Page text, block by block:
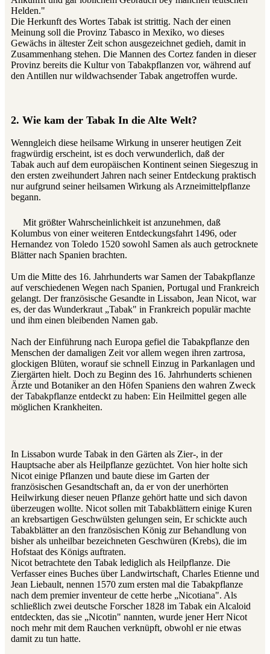
Helden."
Die Herkunft des Wortes Tabak ist strittig. Nach der einen
Meinung soll die Provinz Tabasco in Mexiko, wo dieses
Gewächs in ältester Zeit schon ausgezeichnet gedieh, damit in
Zusammenhang stehen. Die Mannen des Cortez fanden in dieser
Provinz bereits die Kultur von Tabakpflanzen vor, während auf
den Antillen nur wildwachsender Tabak angetroffen wurde.
2. Wie kam der Tabak In die Alte Welt?
Wenngleich diese heilsame Wirkung in unserer heutigen Zeit
fragwürdig erscheint, ist es doch verwunderlich, daß der
Tabak auch auf dem europäischen Kontinent seinen Siegeszug in
den ersten zweihundert Jahren nach seiner Entdeckung praktisch
nur aufgrund seiner heilsamen Wirkung als Arzneimittelpflanze
begann.
Mit größter Wahrscheinlichkeit ist anzunehmen, daß
Kolumbus von einer weiteren Entdeckungsfahrt 1496, oder
Hernandez von Toledo 1520 sowohl Samen als auch getrocknete
Blätter nach Spanien brachten.
Um die Mitte des 16. Jahrhunderts war Samen der Tabakpflanze
auf verschiedenen Wegen nach Spanien, Portugal und Frankreich
gelangt. Der französische Gesandte in Lissabon, Jean Nicot, war
es, der das Wunderkraut „Tabak" in Frankreich populär machte
und ihm einen bleibenden Namen gab.
Nach der Einführung nach Europa gefiel die Tabakpflanze den
Menschen der damaligen Zeit vor allem wegen ihren zartrosa,
glockigen Blüten, worauf sie schnell Einzug in Parkanlagen und
Ziergärten hielt. Doch zu Beginn des 16. Jahrhunderts schienen
Ärzte und Botaniker an den Höfen Spaniens den wahren Zweck
der Tabakpflanze entdeckt zu haben: Ein Heilmittel gegen alle
möglichen Krankheiten.
In Lissabon wurde Tabak in den Gärten als Zier-, in der
Hauptsache aber als Heilpflanze gezüchtet. Von hier holte sich
Nicot einige Pflanzen und baute diese im Garten der
französischen Gesandtschaft an, da er von der unerhörten
Heilwirkung dieser neuen Pflanze gehört hatte und sich davon
überzeugen wollte. Nicot sollen mit Tabakblättern einige Kuren
an krebsartigen Geschwülsten gelungen sein, Er schickte auch
Tabakblätter an den französischen König zur Behandlung von
bisher als unheilbar bezeichneten Geschwüren (Krebs), die im
Hofstaat des Königs auftraten.
Nicot betrachtete den Tabak lediglich als Heilpflanze. Die
Verfasser eines Buches über Landwirtschaft, Charles Etienne und
Jean Liebault, nennen 1570 zum ersten mal die Tabakpflanze
nach dem premier inventeur de cette herbe „Nicotiana". Als
schließlich zwei deutsche Forscher 1828 im Tabak ein Alcaloid
entdeckten, das sie „Nicotin" nannten, wurde jener Herr Nicot
noch mehr mit dem Rauchen verknüpft, obwohl er nie etwas
damit zu tun hatte.